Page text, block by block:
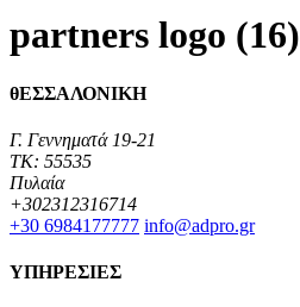
partners logo (16)
θΕΣΣΑΛΟΝΙΚΗ
Γ. Γεννηματά 19-21
TK: 55535
Πυλαία
+302312316714
+30 6984177777‬ info@adpro.gr
ΥΠΗΡΕΣΙΕΣ